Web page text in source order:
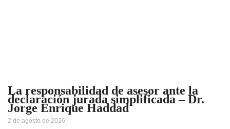
La responsabilidad de asesor ante la
declaración jurada simplificada – Dr.
Jorge Enrique Haddad
2 de agosto de 2026